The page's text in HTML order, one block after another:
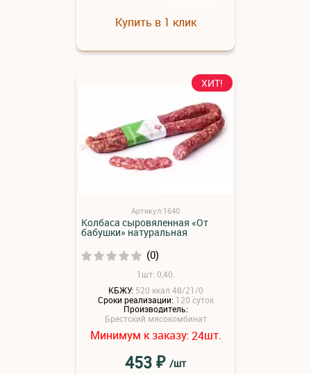
Купить в 1 клик
ХИТ!
Артикул:1640
Колбаса сыровяленная «От
бабушки» натуральная
(0)
1шт: 0,40.
КБЖУ: 520 ккал 48/21/0
Сроки реализации: 120 суток
Производитель:
Брестский мясокомбинат
Минимум к заказу: 24шт.
453₽ /шт